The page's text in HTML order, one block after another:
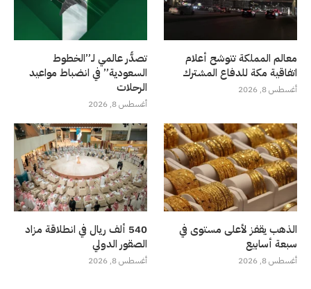
معالم المملكة تتوشح أعلام
اتفاقية مكة للدفاع المشترك
أغسطس 8, 2026
تصدُّر عالمي لـ”الخطوط
السعودية” في انضباط مواعيد
الرحلات
أغسطس 8, 2026
الذهب يقفز لأعلى مستوى في
سبعة أسابيع
أغسطس 8, 2026
540 ألف ريال في انطلاقة مزاد
الصقور الدولي
أغسطس 8, 2026